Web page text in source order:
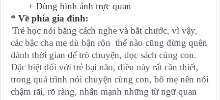
+ Dùng hình ảnh trực quan
* Về phía gia đình:
Trẻ học nói bằng cách nghe và bắt chước, vì vậy,
các bậc cha mẹ dù bận rộn thế nào cũng đừng quên
dành thời gian để trò chuyện, đọc sách cùng con.
Đặc biệt đối với trẻ bại não, điều này rất cần thiết,
trong quá trình nói chuyện cùng con, bố mẹ nên nói
chậm rãi, rõ ràng, nhấn mạnh những từ ngữ quan